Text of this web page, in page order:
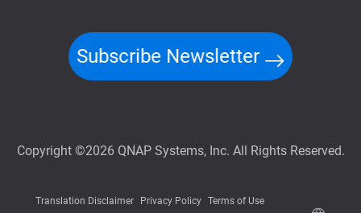
Subscribe Newsletter
Copyright ©2026 QNAP Systems, Inc. All Rights Reserved.
Translation Disclaimer Privacy Policy Terms of Use